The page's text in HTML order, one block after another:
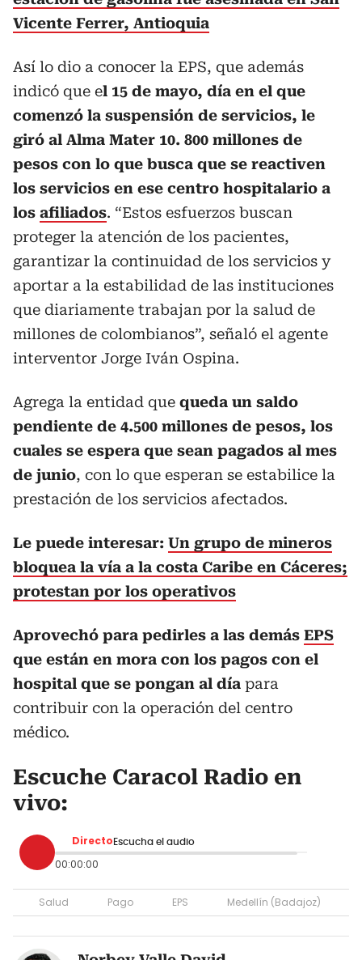
Vicente Ferrer, Antioquia
Así lo dio a conocer la EPS, que además
indicó que el 15 de mayo, día en el que
comenzó la suspensión de servicios, le
giró al Alma Mater 10. 800 millones de
pesos con lo que busca que se reactiven
los servicios en ese centro hospitalario a
los afiliados. “Estos esfuerzos buscan
proteger la atención de los pacientes,
garantizar la continuidad de los servicios y
aportar a la estabilidad de las instituciones
que diariamente trabajan por la salud de
millones de colombianos”, señaló el agente
interventor Jorge Iván Ospina.
Agrega la entidad que queda un saldo
pendiente de 4.500 millones de pesos, los
cuales se espera que sean pagados al mes
de junio, con lo que esperan se estabilice la
prestación de los servicios afectados.
Le puede interesar: Un grupo de mineros
bloquea la vía a la costa Caribe en Cáceres;
protestan por los operativos
Aprovechó para pedirles a las demás EPS
que están en mora con los pagos con el
hospital que se pongan al día para
contribuir con la operación del centro
médico.
Escuche Caracol Radio en
vivo:
Directo Escucha el audio
00:00:00
Salud Pago EPS Medellín (Badajoz)